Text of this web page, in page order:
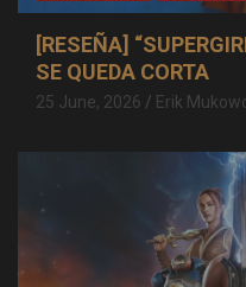
[RESEÑA]
SE QUEDA CORTA
25 June, 2026 Erik